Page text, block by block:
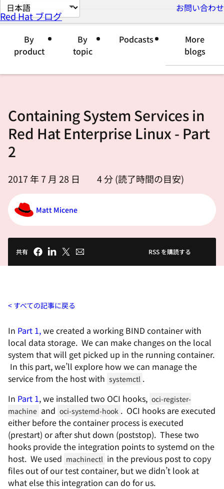
ペ
ー
語
択
く
さ
お問い合わせ
Red Hat ブログ
By
product
By
topic
Podcasts
More
blogs
Containing System Services in
Red Hat Enterprise Linux - Part
2
2017 年 7 月 28 日 4分 (読了時間の目安)
Matt Micene
共有 RSS を購読する
すべての記事に戻る
In Part 1,we created a working BIND container with
local data storage. We can make changes on the local
system that will get picked up in the running container.
In this part, we’ll explore how we can manage the
service from the host with systemctl .
In Part 1, we installed two OCI hooks, oci-register-
machine and oci-systemd-hook . OCI hooks are executed
either before the container process is executed
(prestart) or after shut down (poststop). These two
hooks provide the integration points to systemd on the
host. We used machinectl in the previous post to copy
files out of our test container, but we didn’t look at
what else this integration can do for us.